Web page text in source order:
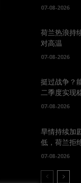
07-08-2026
荷兰热浪持
对高温
07-08-2026
挺过战争？
二季度实现
07-08-2026
旱情持续加
低，荷兰拒
07-08-2026